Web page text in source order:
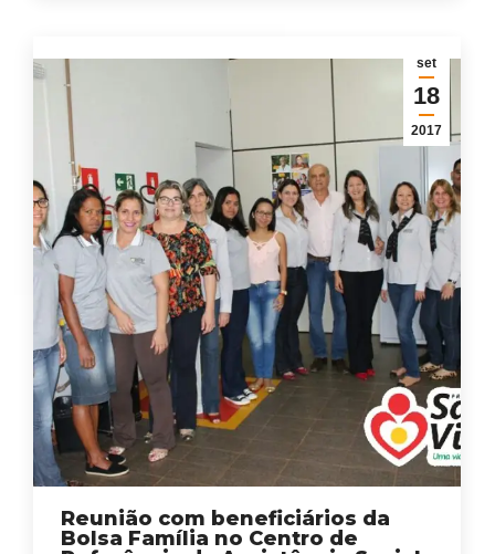
set
18
2017
Reunião com beneficiários da
Bolsa Família no Centro de